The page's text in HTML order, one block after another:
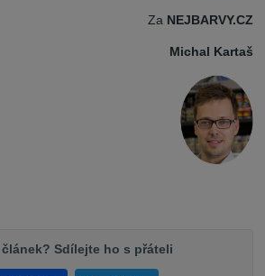
Za NEJBARVY.CZ
Michal Kartaš
Sdílejte ho s přáteli